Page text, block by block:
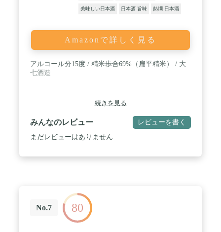
美味しい日本酒 日本酒 旨味 熱燗 日本酒
Amazonで詳しく見る
アルコール分15度 / 精米歩合69%（扁平精米） / 大
七酒造
続きを見る
みんなのレビュー レビューを書く
まだレビューはありません
No.7 80